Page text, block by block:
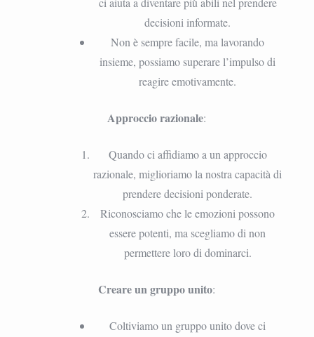
decisioni informate.
Non è sempre facile, ma lavorando
insieme, possiamo superare l’impulso di
reagire emotivamente.
Approccio razionale:
Quando ci affidiamo a un approccio
razionale, miglioriamo la nostra capacità di
prendere decisioni ponderate.
Riconosciamo che le emozioni possono
essere potenti, ma scegliamo di non
permettere loro di dominarci.
Creare un gruppo unito:
Coltiviamo un gruppo unito dove ci